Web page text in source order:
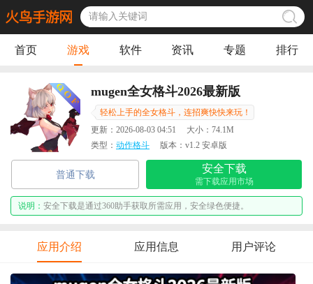
首页 游戏 软件 资讯 专题 排行
mugen全女格斗2026最新版
QueenOfFighters
轻松上手的全女格斗，连招爽快快来玩！
更新： 2026-08-03 04:51 大小： 74.1M
类型： 动作格斗 版本： v1.2 安卓版
普通下载
安全下载
需下载应用市场
说明： 安全下载是通过360助手获取所需应用，安全绿色便捷。
应用介绍 应用信息 用户评论